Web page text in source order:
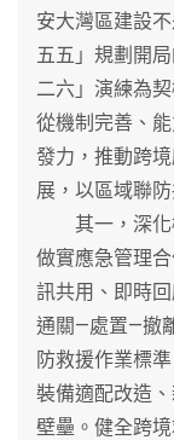
安大灣區建設
五五」規劃開
二六」演練為
從機制完善、
發力，推動跨
展，以區域聯
其一，深化
做實應急管理
訊共用、即時
通關—處置—撤
防救援作業標
裝備適配改造
壁壘。健全跨